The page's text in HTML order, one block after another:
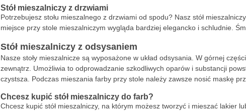
Stół mieszalniczy z drzwiami
Potrzebujesz stołu mieszalnego z drzwiami od spodu? Nasz stół
miejsce przy stole mieszalniczym wygląda bardziej elegancko i schludnie.
Stół mieszalniczy z odsysaniem
Nasze stoły mieszalnicze są wyposażone w układ odsysania. W górnej
zewnątrz. Umożliwia to odprowadzanie szkodliwych oparów i substancji
czystsza. Podczas mieszania farby przy stole należy zawsze nosić maskę
Chcesz kupić stół mieszalniczy do farb?
Chcesz kupić stół mieszalniczy, na którym możesz tworzyć i mieszać lakier